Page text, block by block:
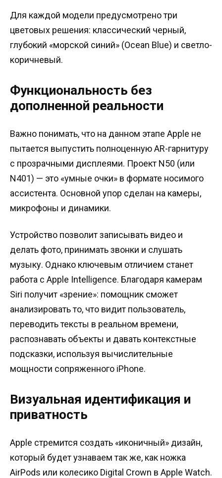
Для каждой модели предусмотрено три
цветовых решения: классический черный,
глубокий «морской синий» (Ocean Blue) и светло-
коричневый.
Функциональность без
дополненной реальности
Важно понимать, что на данном этапе Apple не
пытается выпустить полноценную AR-гарнитуру
с прозрачными дисплеями. Проект N50 (или
N401) — это «умные очки» в формате носимого
ассистента. Основной упор сделан на камеры,
микрофоны и динамики.
Устройство позволит записывать видео и
делать фото, принимать звонки и слушать
музыку. Однако ключевым отличием станет
работа с Apple Intelligence. Благодаря камерам
Siri получит «зрение»: помощник сможет
анализировать то, что видит пользователь,
переводить тексты в реальном времени,
распознавать объекты и давать контекстные
подсказки, используя вычислительные
мощности сопряженного iPhone.
Визуальная идентификация и
приватность
Apple стремится создать «иконичный» дизайн,
который будет узнаваем так же, как ножка
AirPods или колесико Digital Crown в Apple Watch.